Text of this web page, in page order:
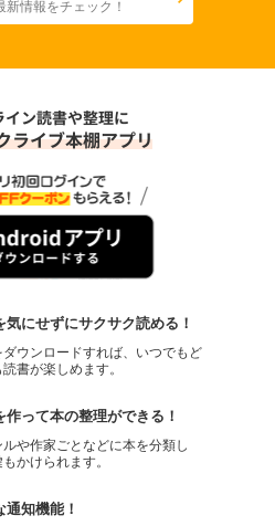
情報をチェック！
気にせずにサクサク読める！
ウンロードすれば、いつでもど
書が楽しめます。
作って本の整理ができる！
ルや作家ごとなどに本を分類し
かけられます。
通知機能！